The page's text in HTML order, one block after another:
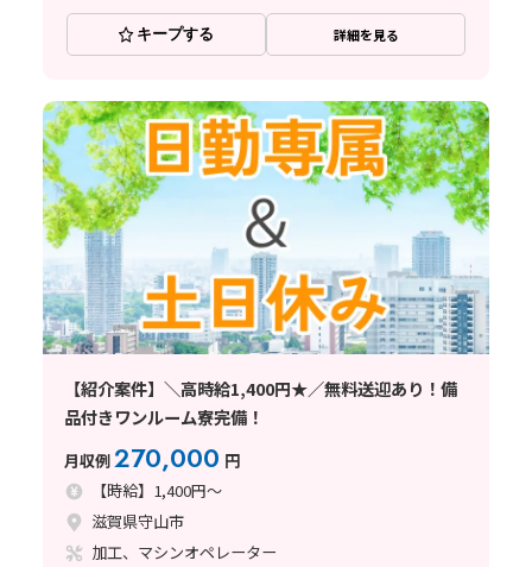
キープする 詳細を見る
【紹介案件】＼高時給1,400円★／無料送迎あり！備
品付きワンルーム寮完備！
月収例270,000 円
【時給】1,400円～
滋賀県守山市
加工、マシンオペレーター